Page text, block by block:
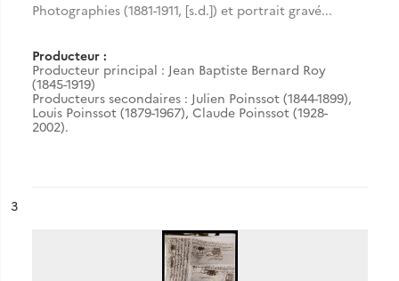
Photographies (1881-1911, [s.d.]) et portrait gravé...
Producteur :
Producteur principal : Jean Baptiste Bernard Roy
(1845-1919)
Producteurs secondaires : Julien Poinssot (1844-1899),
Louis Poinssot (1879-1967), Claude Poinssot (1928-
2002).
n°
3